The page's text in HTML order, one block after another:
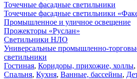
Точечные фасадные светильники
Точечные фасадные светильники
Промышленное и уличное освещение
Прожекторы «Руслан»
Светильники НЛО
Универсальные промышленно-
светильники
Гостиная, Коридоры, прихожие, холлы,
Спальня, Кухня, Ванные, бассейны,